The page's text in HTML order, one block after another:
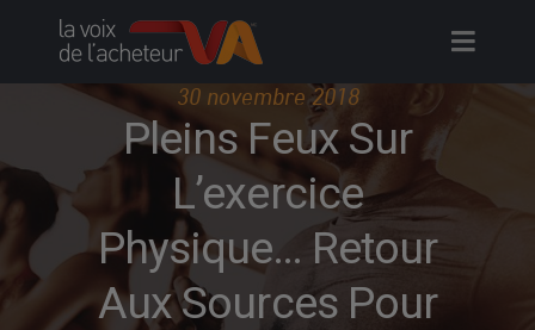
30 novembre 2018
Pleins Feux Sur
L’exercice
Physique… Retour
Aux Sources Pour